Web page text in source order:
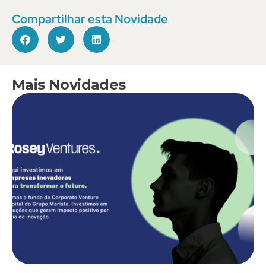
Compartilhar esta Novidade
Mais Novidades